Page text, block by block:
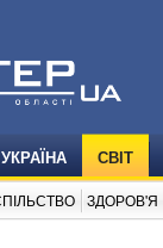
УКРАЇНА СВІТ
ЗДОРОВ'Я